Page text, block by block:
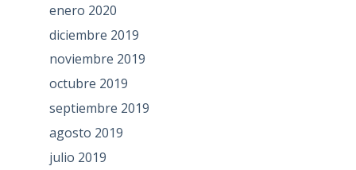
enero 2020
diciembre 2019
noviembre 2019
octubre 2019
septiembre 2019
agosto 2019
julio 2019